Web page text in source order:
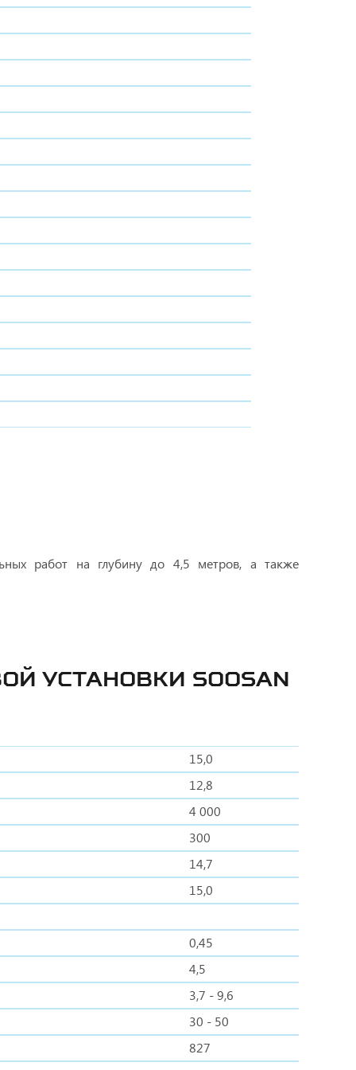
работ на глубину до 4,5 метров, а также
УСТАНОВКИ SOOSAN
15,0
12,8
4 000
300
14,7
15,0
0,45
4,5
3,7 - 9,6
30 - 50
827